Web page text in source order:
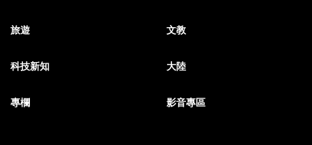
旅遊 文教
科技新知 大陸
專欄 影音專區